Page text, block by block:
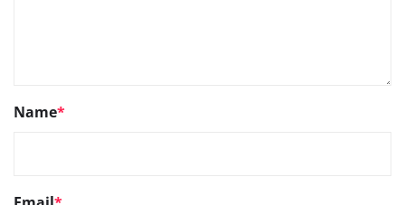
Name*